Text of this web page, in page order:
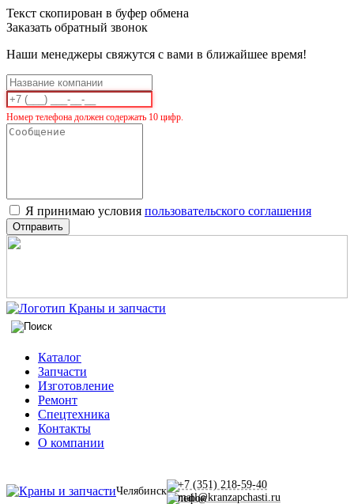
Текст скопирован в буфер обмена
Заказать обратный звонок
Наши менеджеры свяжутся с вами в ближайшее время!
Номер телефона должен содержать 10 цифр.
Я принимаю условия пользовательского соглашения
Отправить
Каталог
Запчасти
Изготовление
Ремонт
Спецтехника
Контакты
О компании
Челябинск
+7 (351) 218-59-40
mail@kranzapchasti.ru